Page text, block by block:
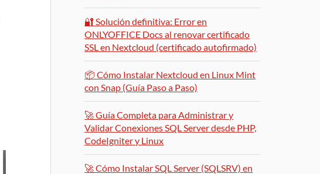
🔐 Solución definitiva: Error en
ONLYOFFICE Docs al renovar certificado
SSL en Nextcloud (certificado autofirmado)
📦 Cómo Instalar Nextcloud en Linux Mint
con Snap (Guía Paso a Paso)
🚀 Guía Completa para Administrar y
Validar Conexiones SQL Server desde PHP,
CodeIgniter y Linux
🚀 Cómo Instalar SQL Server (SQLSRV) en